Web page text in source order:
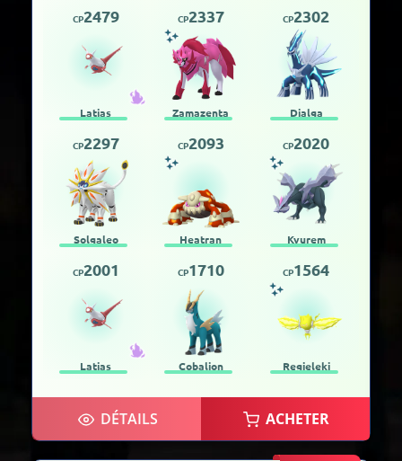
CP2479
Latias
CP2337
Zamazenta
CP2302
Dialga
CP2297
Solgaleo
CP2093
Heatran
CP2020
Kyurem
CP2001
Latias
CP1710
Cobalion
CP1564
Regieleki
DÉTAILS ACHETER